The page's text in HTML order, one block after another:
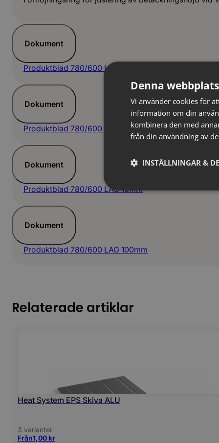
Dokument
Produktblad 780/600 LAG 30mm
Dokument
Produktblad 780/600 LAG 50mm
Dokument
Produktblad 780/600 LAG 10mm
Dokument
Produktblad 780/600 LAG 100mm
Relaterade artiklar
Heat System EPS Skiva ALU
3 varianter
Från1,00 kr
Denna
Vi använder cookies för
information om din
kombinera den med
från din användning av
INSTÄLLNINGAR &